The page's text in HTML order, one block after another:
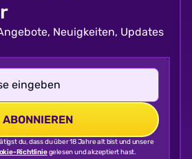
Neuigkeiten, Updates
du, dass du über 18 Jahre alt bist und unsere
Richtliniegelesen und akzeptiert hast.